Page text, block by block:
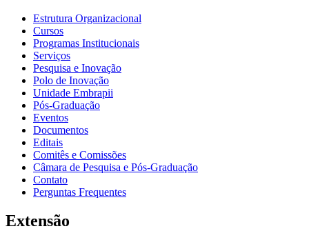
Estrutura Organizacional
Cursos
Programas Institucionais
Serviços
Pesquisa e Inovação
Polo de Inovação
Unidade Embrapii
Pós-Graduação
Eventos
Documentos
Editais
Comitês e Comissões
Câmara de Pesquisa e Pós-Graduação
Contato
Perguntas Frequentes
Extensão